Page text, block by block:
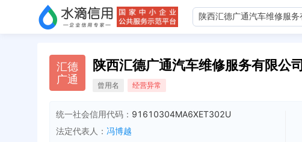
汇德
广通
陕西汇德广通汽车维修服务有限公司
曾用名 经营异常
统一社会信用代码： 91610304MA6XET302U
法定代表人： 冯博越